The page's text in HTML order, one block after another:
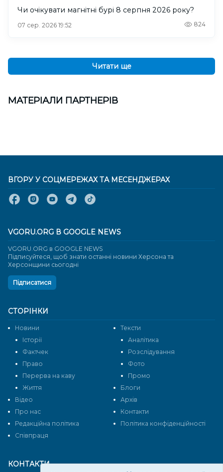
Чи очікувати магнітні бурі 8 серпня 2026 року?
07 сер. 2026 19:52 824
Читати ще
МАТЕРІАЛИ ПАРТНЕРІВ
КОНТАКТИ
СТОРІНКИ
Новини
Тексти
Історії
Аналітика
Фактчек
Розслідування
Право
Фото
Перерва на каву
Промо
Життя
Блоги
Відео
Архів
Про нас
Контакти
Редакційна політика
Політика конфіденційності
Cпівпраця
ВГОРУ У СОЦМЕРЕЖАХ ТА МЕСЕНДЖЕРАХ
VGORU.ORG В GOOGLE NEWS
VGORU.ORG в GOOGLE NEWS
Підписуйтеся, щоб знати останні новини Херсона та
Херсонщини сьогодні
Підписатися